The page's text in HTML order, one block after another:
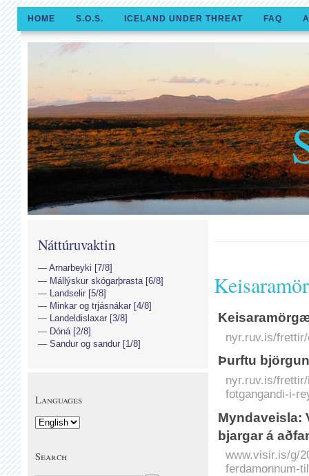
HOME S.O.S. ICELAND UNDER THREAT FAQ
nyr.ruv.is/
Þurftu
nyr.ruv.is/
fotgangandi-i-
Myndaveisla:
bjargar á
www.visir.is/g/
ferdamonnum-
Náttúruvaktin
Arnarbeyki [7/8]
Mállýskur skógarþrasta [6/8]
Landselir [5/8]
Minkar og trjásnákar [4/8]
Landeldislaxar [3/8]
Dóná [2/8]
Sandur og sandur [1/8]
Languages
Search